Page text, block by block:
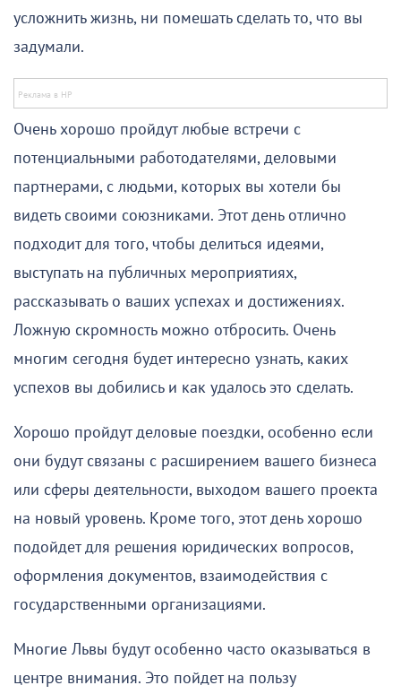
усложнить жизнь, ни помешать сделать то, что вы
задумали.
Очень хорошо пройдут любые встречи с
потенциальными работодателями, деловыми
партнерами, с людьми, которых вы хотели бы
видеть своими союзниками. Этот день отлично
подходит для того, чтобы делиться идеями,
выступать на публичных мероприятиях,
рассказывать о ваших успехах и достижениях.
Ложную скромность можно отбросить. Очень
многим сегодня будет интересно узнать, каких
успехов вы добились и как удалось это сделать.
Хорошо пройдут деловые поездки, особенно если
они будут связаны с расширением вашего бизнеса
или сферы деятельности, выходом вашего проекта
на новый уровень. Кроме того, этот день хорошо
подойдет для решения юридических вопросов,
оформления документов, взаимодействия с
государственными организациями.
Многие Львы будут особенно часто оказываться в
центре внимания. Это пойдет на пользу